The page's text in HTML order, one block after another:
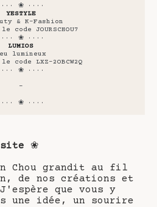
❀ ····
YESTYLE
& K-Fashion
code JOURSCHOU7
❀ ····
LUMIOS
lumineux
code LXZ-2OBCW2Q
❀ ····
-
❀ ····
❀
Chou grandit au fil
de nos créations et
que vous y
une idée, un sourire